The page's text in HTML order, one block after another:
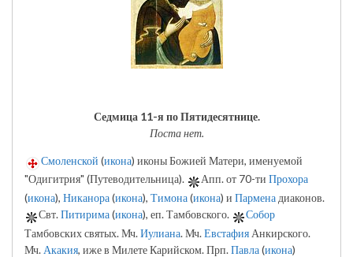
Седмица 11-я по Пятидесятнице.
Поста нет.
Смоленской (икона) иконы Божией Матери, именуемой
"Одигитрия" (Путеводительница).
Апп. от 70-ти Прохора
(икона), Никанора(икона), Тимона(икона) и Пармена диаконов.
Свт.Питирима(икона), еп. Тамбовского.
Собор
Тамбовских святых. Мч.Иулиана. Мч.Евстафия Анкирского.
Мч. Акакия, иже в Милете Карийском. Прп.Павла(икона)